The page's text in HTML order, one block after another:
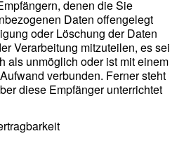
denen die Sie
Daten offengelegt
oder Löschung der Daten
Verarbeitung mitzuteilen, es sei
als unmöglich oder ist mit einem
verbunden. Ferner steht
diese Empfänger unterrichtet